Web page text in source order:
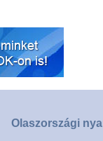
Olaszországi